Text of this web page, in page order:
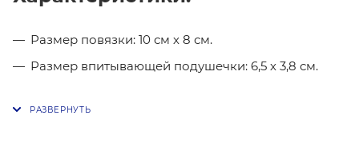
Размер повязки: 10 см х 8 см.
Размер впитывающей подушечки: 6,5 х 3,8 см.